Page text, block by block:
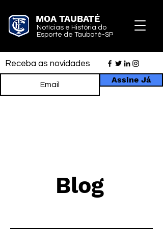
MOA TAUBATÉ
Notícias e História do
Esporte de Taubaté-SP
Receba as novidades
Assine Já
Blog